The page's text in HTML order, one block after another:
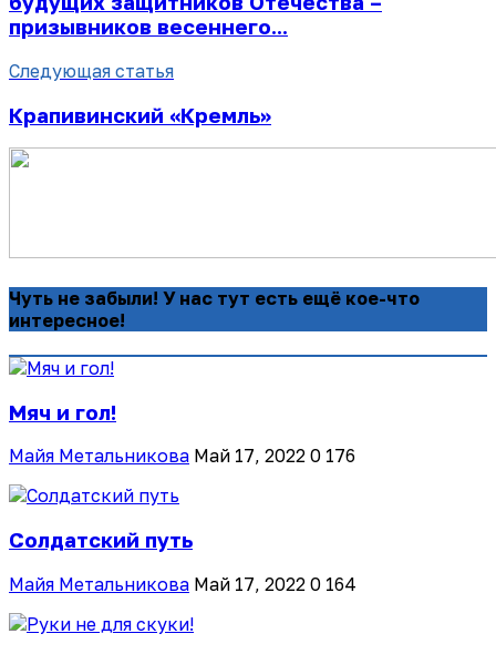
призывников весеннего...
Следующая статья
Крапивинский «Кремль»
Чуть не забыли! У нас тут есть ещё кое-что
интересное!
Мяч и гол!
Майя Метальникова Май 17, 2022 0 176
Солдатский путь
Майя Метальникова Май 17, 2022 0 164